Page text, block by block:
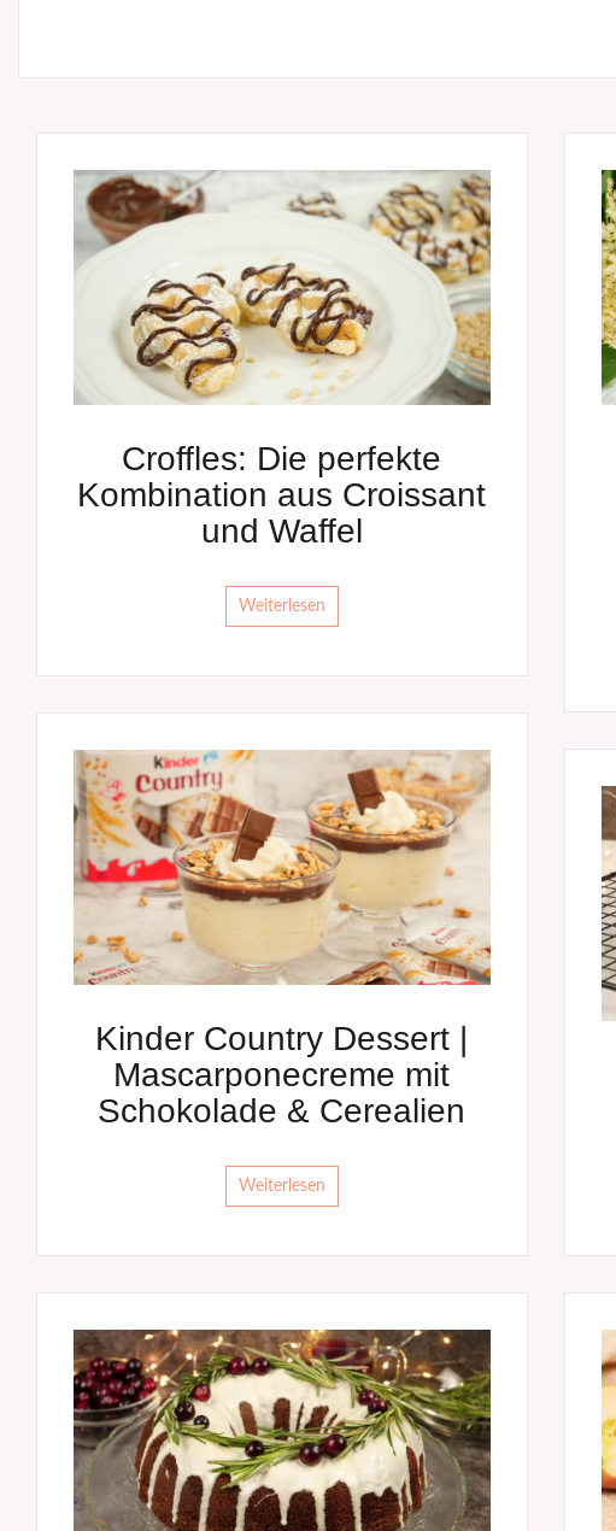
Croffles: Die perfekte
Kombination aus Croissant
und Waffel
Weiterlesen
Kinder Country Dessert |
Mascarponecreme mit
Schokolade & Cerealien
Weiterlesen